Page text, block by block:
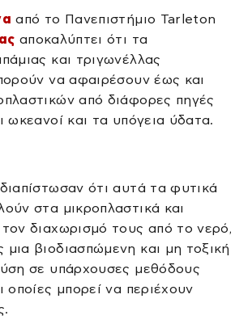
από το Πανεπιστήμιο Tarleton
αποκαλύπτει ότι τα
και τριγωνέλλας
να αφαιρέσουν έως και
από διάφορες πηγές
ωκεανοί και τα υπόγεια ύδατα.
ότι αυτά τα φυτικά
στα μικροπλαστικά και
διαχωρισμό τους από το νερό,
βιοδιασπώμενη και μη τοξική
σε υπάρχουσες μεθόδους
οποίες μπορεί να περιέχουν